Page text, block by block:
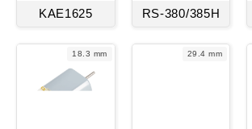
KAE1625 RS-380/385H
18.3 mm 29.4 mm